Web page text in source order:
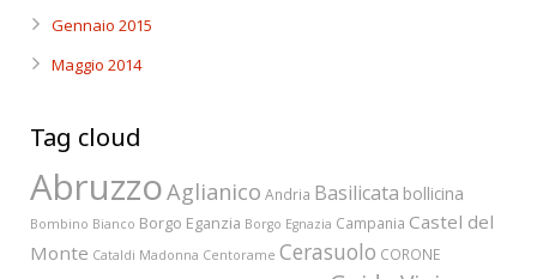
Gennaio 2015
Maggio 2014
Tag cloud
AbruzzoAglianico Andria Basilicata bollicina
Bombino Bianco Borgo Eganzia Borgo Egnazia Campania Castel del
Monte Cataldi Madonna Centorame Cerasuolo CORONE